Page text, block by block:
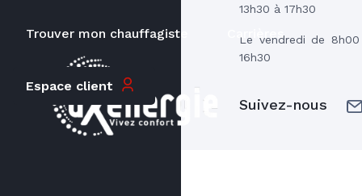
Trouver mon chauffagiste Carrières
Espace client
13h30 à 17h30
Le vendredi de
16h30
Suivez-nous